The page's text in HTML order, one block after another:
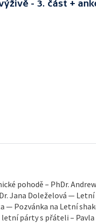
- 3. část +
pohodě – PhDr.
Jana Doleželová —
— Pozvánka na Letní
párty s přáteli –